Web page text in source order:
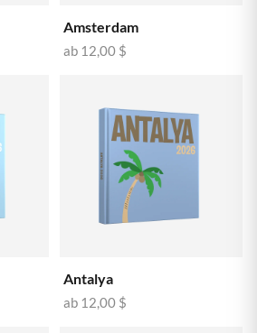
Amsterdam
ab 12,00 $
Antalya
ab 12,00 $